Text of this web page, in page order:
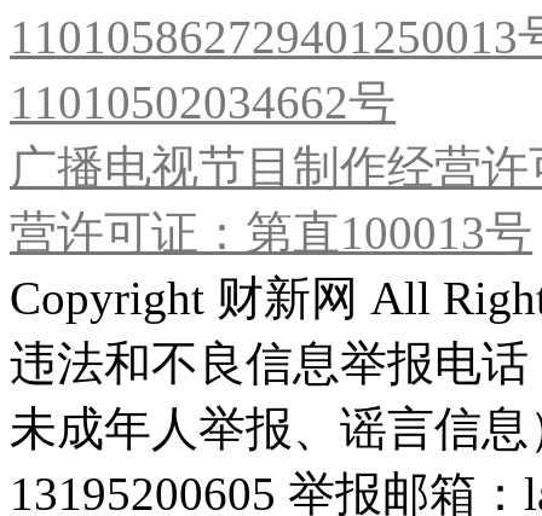
11010502034662号
广播电视节目制作经营
营许可证：第直100013号
Copyright 财新网 All
违法和不良信息举报电
未成年人举报、谣言信
13195200605 举报邮箱